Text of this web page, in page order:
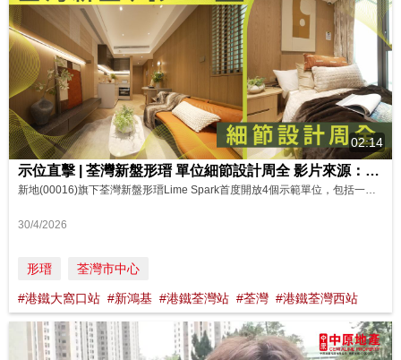
02:14
示位直擊 | 荃灣新盤形瑨 單位細節設計周全 影片來源：FINANCE 730
新地(00016)旗下荃灣新盤形瑨Lime Spark首度開放4個示範單位，包括一房間隔及兩房間隔，當中18樓M室連裝修，屬2房間隔，實用面積393平方呎，糅合採禪意與現代簡約風格設計概念，回應當代都市人對寧靜、舒適及質感生活的追求。 整體室內設計採用天然石材與木材為空間基調，客廳的電視牆以大面積米色天然石材作為背景基底，加入木質及金屬元素點綴，塑造出立體而富節奏的層次感。此外，客廳及飯廳與露台...
30/4/2026
形瑨 荃灣市中心
#港鐵大窩口站 #新鴻基 #港鐵荃灣站 #荃灣 #港鐵荃灣西站